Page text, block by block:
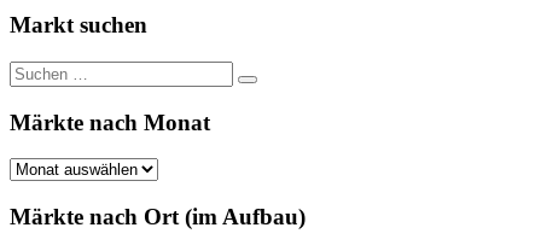
Markt suchen
Suchen
nach:
Suchen
Märkte nach Monat
Märkte
Monat
Märkte nach Ort (im Aufbau)